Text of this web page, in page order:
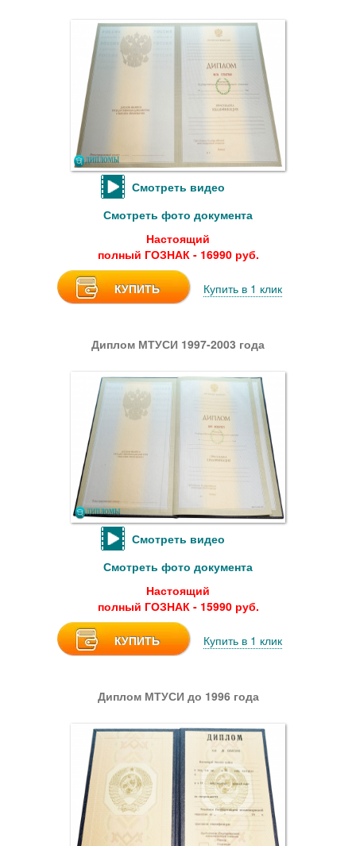
Смотреть видео
Смотреть фото документа
Настоящий
полный ГОЗНАК - 16990 руб.
КУПИТЬ Купить в 1 клик
Диплом МТУСИ 1997-2003 года
Смотреть видео
Смотреть фото документа
Настоящий
полный ГОЗНАК - 15990 руб.
КУПИТЬ Купить в 1 клик
Диплом МТУСИ до 1996 года